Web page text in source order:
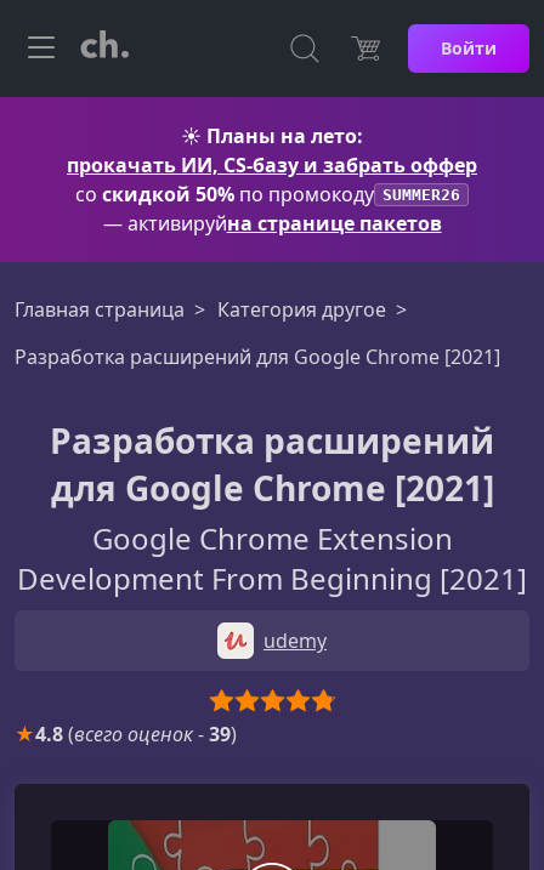
Войти
☀️ Планы на лето:
прокачать ИИ, CS-базу и забрать оффер
со скидкой 50% по промокоду SUMMER26
— активируйна странице пакетов
Главная страница
Категория другое
Разработка расширений для Google Chrome [2021]
Разработка расширений
для Google Chrome [2021]
Google Chrome Extension
Development From Beginning [2021]
udemy
★4.8(всего оценок-39)